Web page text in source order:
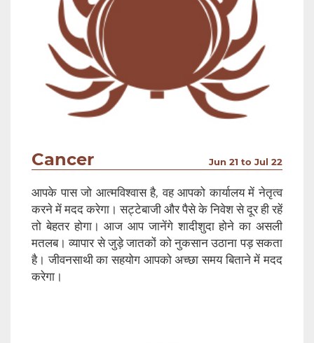
Cancer Jun 21 to Jul 22
आपके पास जो आत्मविश्वास है, वह आपको कार्यालय में नेतृत्व
करने में मदद करेगा। सट्टेबाजी और पैसे के निवेश से दूर ही रहें
तो बेहतर होगा। आज आप जानेंगे शादीशुदा होने का असली
मतलब। व्यापार से जुड़े जातकों को नुकसान उठाना पड़ सकता
है। जीवनसाथी का सहयोग आपको अच्छा समय बिताने में मदद
करेगा।